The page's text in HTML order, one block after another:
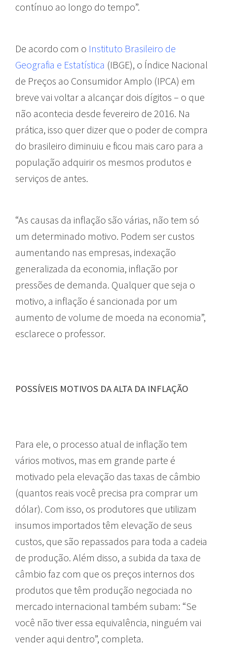
contínuo ao longo do tempo”.
De acordo com o Instituto Brasileiro de
Geografia e Estatística (IBGE), o Índice Nacional
de Preços ao Consumidor Amplo (IPCA) em
breve vai voltar a alcançar dois dígitos – o que
não acontecia desde fevereiro de 2016. Na
prática, isso quer dizer que o poder de compra
do brasileiro diminuiu e ficou mais caro para a
população adquirir os mesmos produtos e
serviços de antes.
“As causas da inflação são várias, não tem só
um determinado motivo. Podem ser custos
aumentando nas empresas, indexação
generalizada da economia, inflação por
pressões de demanda. Qualquer que seja o
motivo, a inflação é sancionada por um
aumento de volume de moeda na economia”,
esclarece o professor.
POSSÍVEIS MOTIVOS DA ALTA DA INFLAÇÃO
Para ele, o processo atual de inflação tem
vários motivos, mas em grande parte é
motivado pela elevação das taxas de câmbio
(quantos reais você precisa pra comprar um
dólar). Com isso, os produtores que utilizam
insumos importados têm elevação de seus
custos, que são repassados para toda a cadeia
de produção. Além disso, a subida da taxa de
câmbio faz com que os preços internos dos
produtos que têm produção negociada no
mercado internacional também subam: “Se
você não tiver essa equivalência, ninguém vai
vender aqui dentro”, completa.